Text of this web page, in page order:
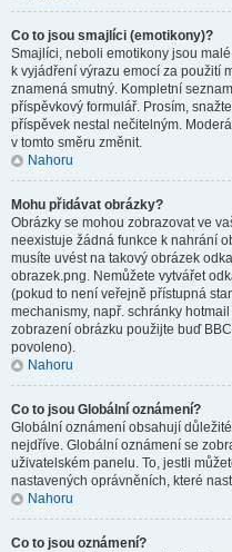
Co to jsou smajlíci (emotikony)?
Smajlíci, neboli emotikony jsou
k vyjádření výrazu emocí za použití
znamená smutný. Kompletní
příspěvkový formulář. Prosím,
příspěvek nestal nečitelným.
v tomto směru změnit.
Nahoru
Mohu přidávat obrázky?
Obrázky se mohou zobrazovat ve
neexistuje žádná funkce k nahrání
musíte uvést na takový obrázek
obrazek.png. Nemůžete vytvářet
(pokud to není veřejně přístupná
mechanismy, např. schránky
zobrazení obrázku použijte buď
povoleno).
Nahoru
Co to jsou Globální oznámení?
Globální oznámení obsahují
nejdříve. Globální oznámení se
uživatelském panelu. To, jestli
nastavených oprávněních, které
Nahoru
Co to jsou oznámení?